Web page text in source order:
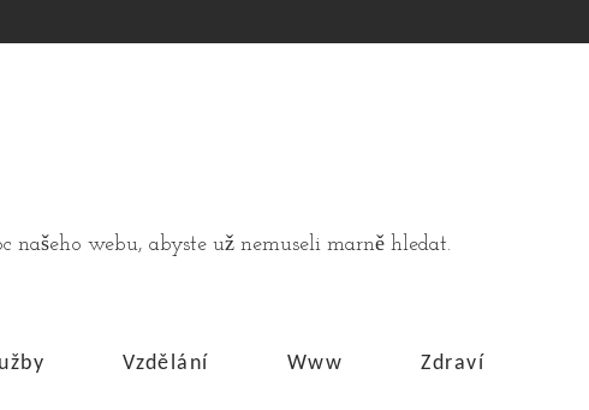
webu, abyste už nemuseli marně hledat.
Vzdělání Www Zdraví